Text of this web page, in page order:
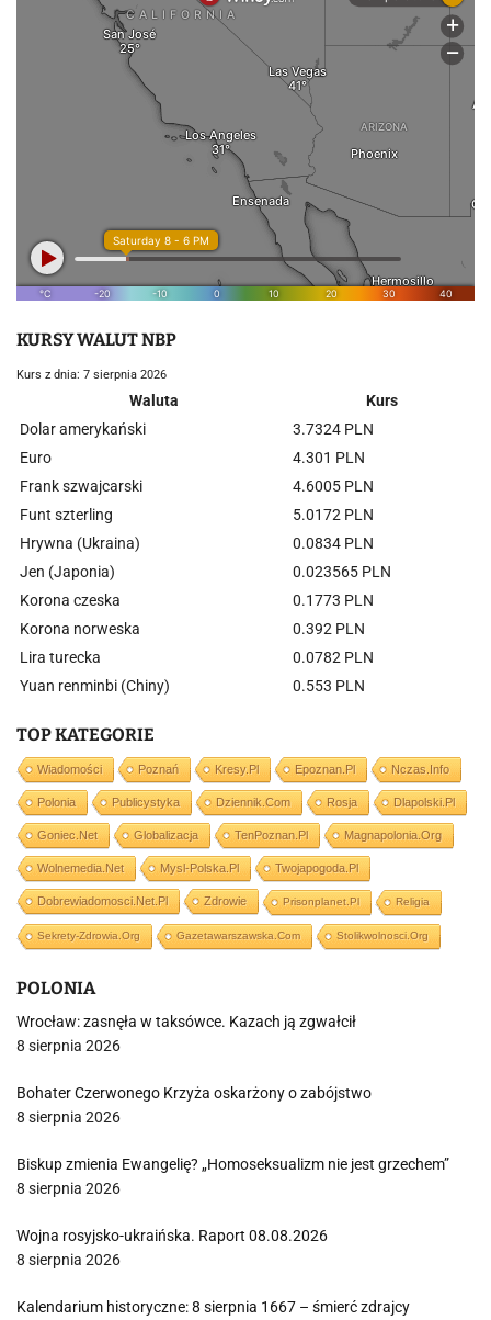
KURSY WALUT NBP
Kurs z dnia: 7 sierpnia 2026
Waluta
Kurs
Dolar amerykański
3.7324 PLN
Euro
4.301 PLN
Frank szwajcarski
4.6005 PLN
Funt szterling
5.0172 PLN
Hrywna (Ukraina)
0.0834 PLN
Jen (Japonia)
0.023565 PLN
Korona czeska
0.1773 PLN
Korona norweska
0.392 PLN
Lira turecka
0.0782 PLN
Yuan renminbi (Chiny)
0.553 PLN
TOP KATEGORIE
Wiadomości Poznań Kresy.pl Epoznan.pl Nczas.info
Polonia Publicystyka Dziennik.com Rosja Dlapolski.pl
Goniec.net Globalizacja TenPoznan.pl Magnapolonia.org
Wolnemedia.net Mysl-Polska.pl Twojapogoda.pl
Dobrewiadomosci.net.pl Zdrowie Prisonplanet.pl Religia
Sekrety-Zdrowia.org Gazetawarszawska.com Stolikwolnosci.org
POLONIA
Wrocław: zasnęła w taksówce. Kazach ją zgwałcił
8 sierpnia 2026
Bohater Czerwonego Krzyża oskarżony o zabójstwo
8 sierpnia 2026
Biskup zmienia Ewangelię? „Homoseksualizm nie jest grzechem”
8 sierpnia 2026
Wojna rosyjsko-ukraińska. Raport 08.08.2026
8 sierpnia 2026
Kalendarium historyczne: 8 sierpnia 1667 – śmierć zdrajcy